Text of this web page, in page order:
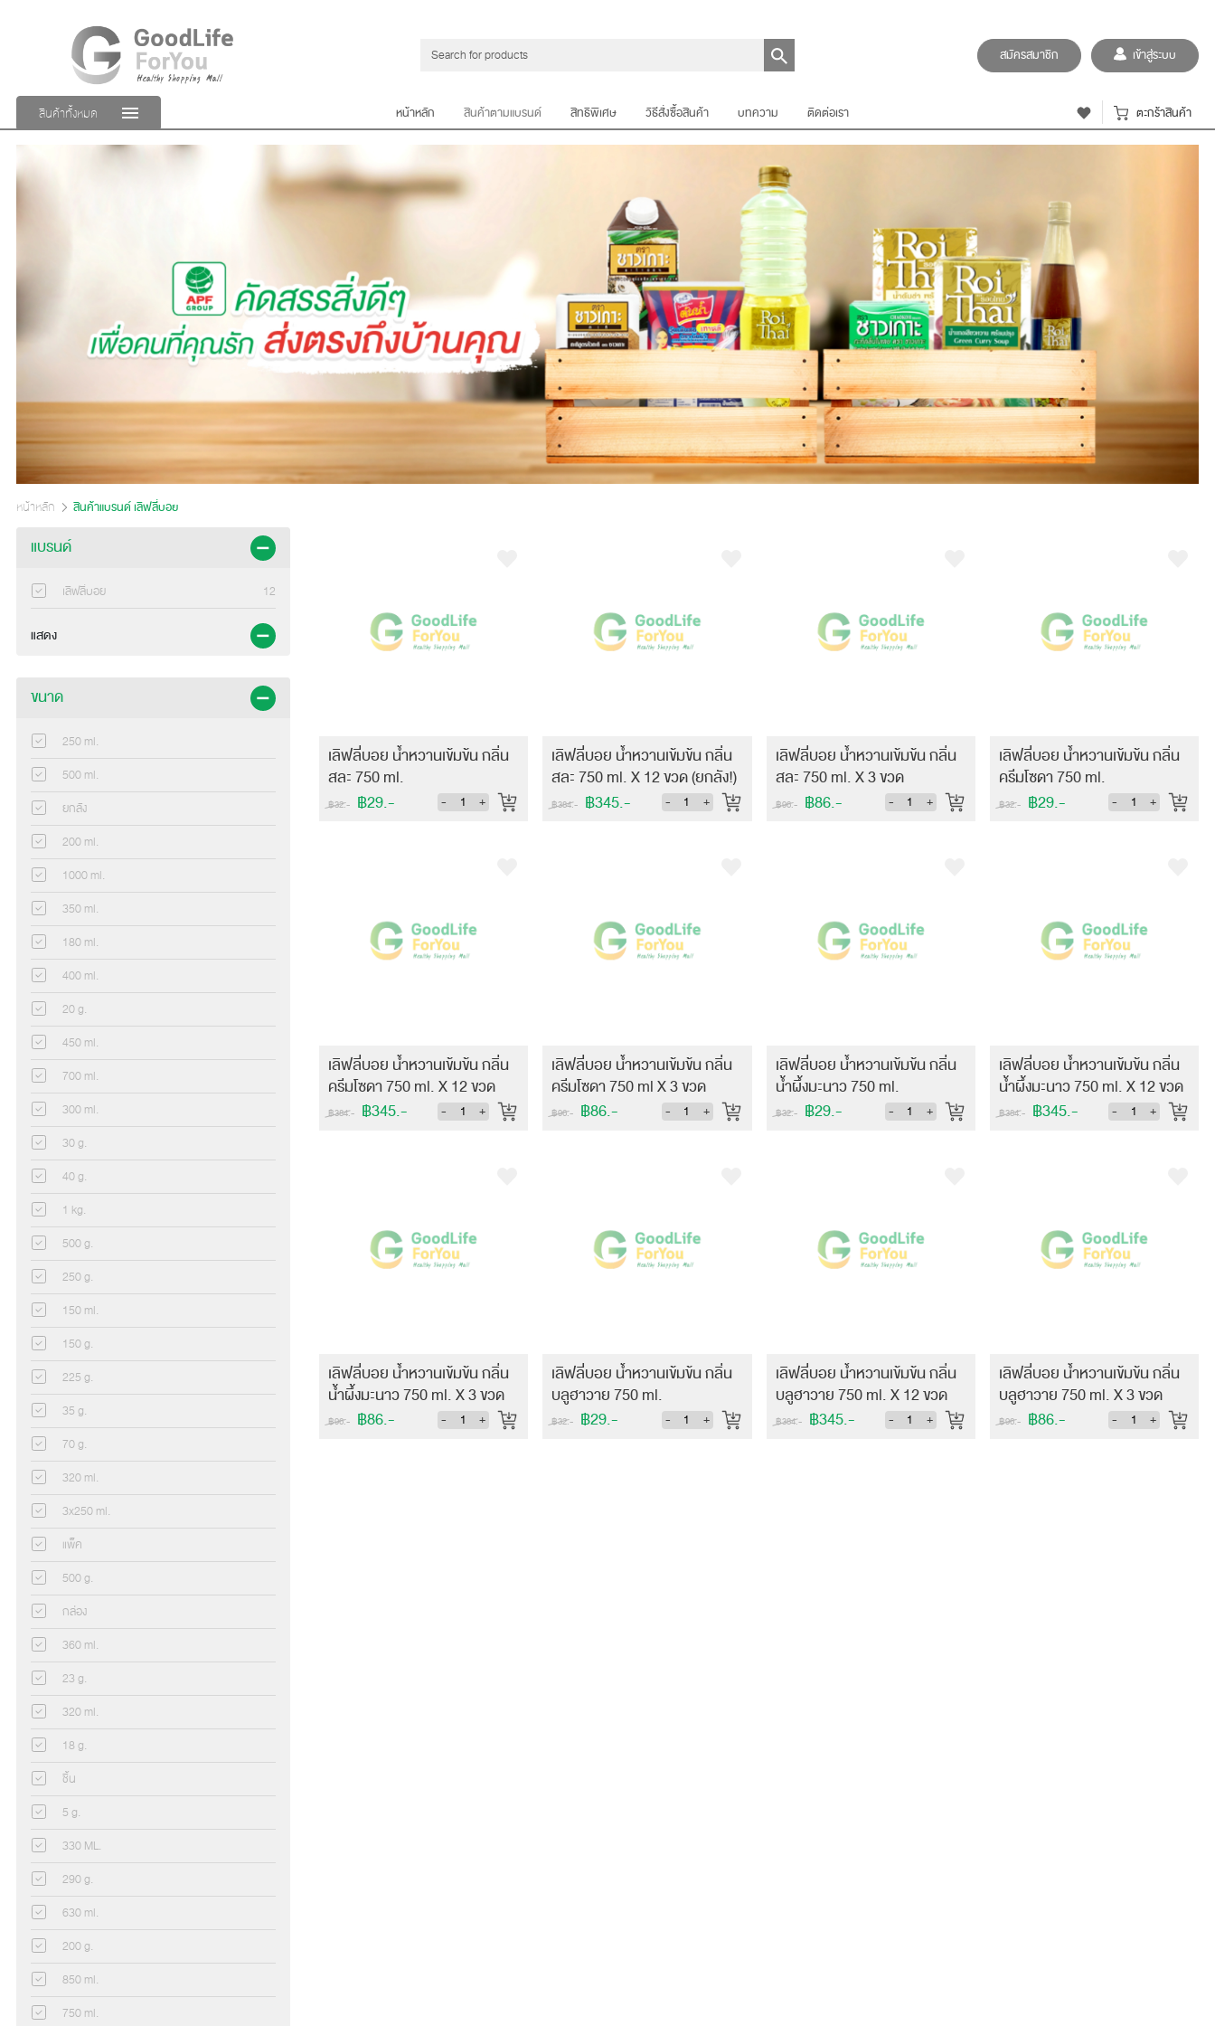
สมัครสมาชิก เข้าสู่ระบบ
สินค้าทั้งหมด หน้าหลัก สินค้าตามแบรนด์ สิทธิพิเศษ วิธีสั่งซื้อสินค้า บทความ ติดต่อเรา ตะกร้าสินค้า
หน้าหลัก สินค้าแบรนด์ เลิฟลี่บอย
แบรนด์
เลิฟลี่บอย 12
แสดง
ขนาด
250 ml.
500 ml.
ยกลัง
200 ml.
1000 ml.
350 ml.
180 ml.
400 ml.
20 g.
450 ml.
700 ml.
300 ml.
30 g.
40 g.
1 kg.
500 g.
250 g.
150 ml.
150 g.
225 g.
35 g.
70 g.
320 ml.
3x250 ml.
แพ็ค
500 g.
กล่อง
360 ml.
23 g.
320 ml.
18 g.
ชิ้น
5 g.
330 ML.
290 g.
630 ml.
200 g.
850 ml.
750 ml.
เลิฟลี่บอย น้ำหวานเข้มข้น กลิ่น
สละ 750 ml.
฿32.- ฿29.- - +
เลิฟลี่บอย น้ำหวานเข้มข้น กลิ่น
สละ 750 ml. X 12 ขวด (ยกลัง!)
฿384.- ฿345.- - +
เลิฟลี่บอย น้ำหวานเข้มข้น กลิ่น
สละ 750 ml. X 3 ขวด
฿96.- ฿86.- - +
เลิฟลี่บอย น้ำหวานเข้มข้น กลิ่น
ครีมโซดา 750 ml.
฿32.- ฿29.- - +
เลิฟลี่บอย น้ำหวานเข้มข้น กลิ่น
ครีมโซดา 750 ml. X 12 ขวด
(ยกลัง!)
฿384.- ฿345.- - +
เลิฟลี่บอย น้ำหวานเข้มข้น กลิ่น
ครีมโซดา 750 ml X 3 ขวด
฿96.- ฿86.- - +
เลิฟลี่บอย น้ำหวานเข้มข้น กลิ่น
น้ำผึ้งมะนาว 750 ml.
฿32.- ฿29.- - +
เลิฟลี่บอย น้ำหวานเข้มข้น กลิ่น
น้ำผึ้งมะนาว 750 ml. X 12 ขวด
(ยกลัง!)
฿384.- ฿345.- - +
เลิฟลี่บอย น้ำหวานเข้มข้น กลิ่น
น้ำผึ้งมะนาว 750 ml. X 3 ขวด
฿96.- ฿86.- - +
เลิฟลี่บอย น้ำหวานเข้มข้น กลิ่น
บลูฮาวาย 750 ml.
฿32.- ฿29.- - +
เลิฟลี่บอย น้ำหวานเข้มข้น กลิ่น
บลูฮาวาย 750 ml. X 12 ขวด
(ยกลัง!)
฿384.- ฿345.- - +
เลิฟลี่บอย น้ำหวานเข้มข้น กลิ่น
บลูฮาวาย 750 ml. X 3 ขวด
฿96.- ฿86.- - +